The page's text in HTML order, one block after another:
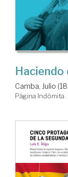
Haciendo
Camba, Julio
Página Indómita